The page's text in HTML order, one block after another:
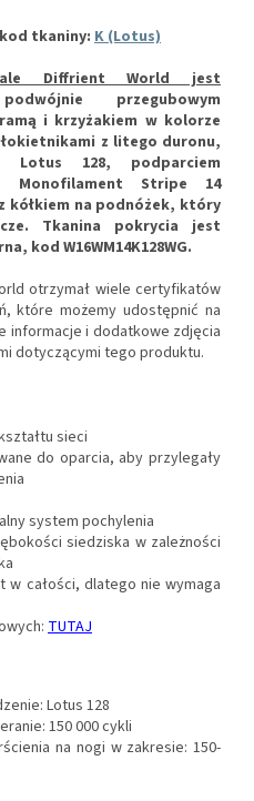
tkaniny: K (Lotus)
Diffrient World jest
przegubowym
i krzyżakiem w kolorze
z litego duronu,
Lotus 128, podparciem
Monofilament Stripe 14
kółkiem na podnóżek, który
Tkanina pokrycia jest
kod W16WM14K128WG.
otrzymał wiele certyfikatów
które możemy udostępnić na
informacje i dodatkowe zdjęcia
dotyczącymi tego produktu.
sieci
do oparcia, aby przylegały
system pochylenia
siedziska w zależności
w całości, dlatego nie wymaga
TUTAJ
Lotus 128
150 000 cykli
na nogi w zakresie: 150-